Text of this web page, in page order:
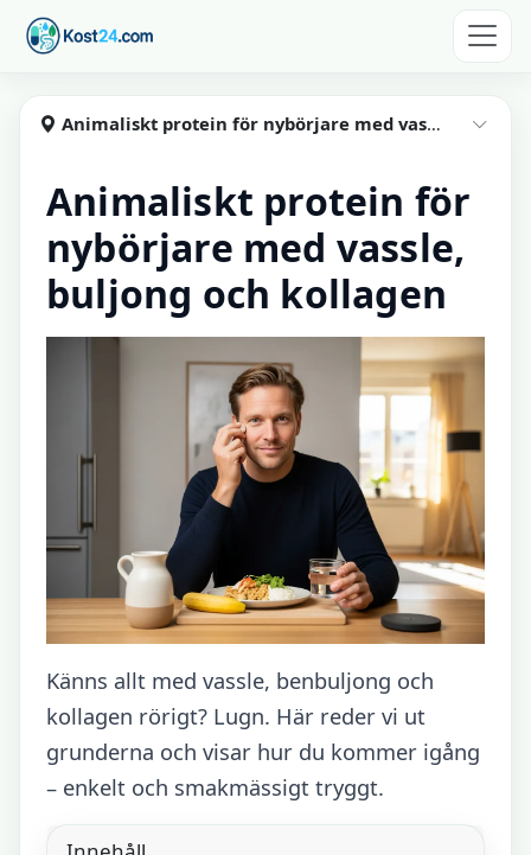
Hoppa till huvudinnehåll
Kost24
Animaliskt protein för nybörjare med vassle, buljong, kollagen
Animaliskt protein för
nybörjare med vassle,
buljong och kollagen
Känns allt med vassle, benbuljong och
kollagen rörigt? Lugn. Här reder vi ut
grunderna och visar hur du kommer igång
– enkelt och smakmässigt tryggt.